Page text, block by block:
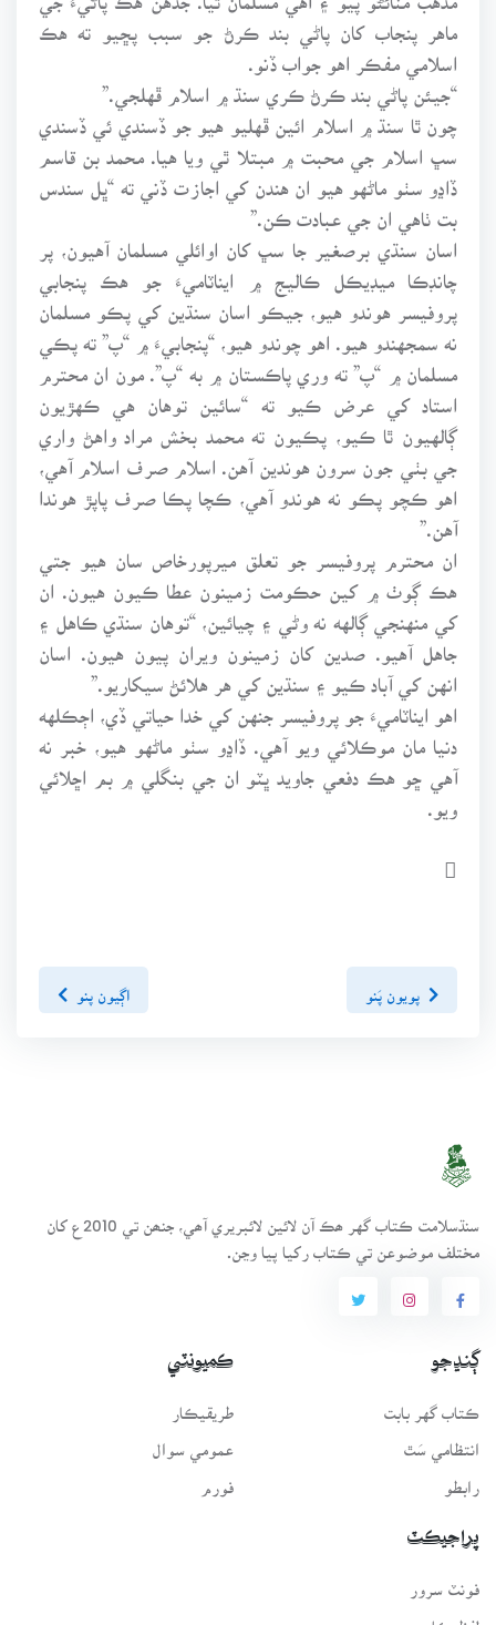
ماهر پنجاب کان پاڻي بند ڪرڻ جو سبب پڇيو ته هڪ
اسلامي مفڪر اهو جواب ڏنو.
“جيئن پاڻي بند ڪرڻ ڪري سنڌ ۾ اسلام ڦهلجي.”
چون ٿا سنڌ ۾ اسلام ائين ڦهليو هيو جو ڏسندي ئي ڏسندي
سڀ اسلام جي محبت ۾ مبتلا ٿي ويا هيا. محمد بن قاسم
ڏاڍو سٺو ماڻهو هيو ان هندن کي اجازت ڏني ته “ڀل سندس
بت ٺاهي ان جي عبادت ڪن.”
اسان سنڌي برصغير جا سڀ کان اوائلي مسلمان آهيون، پر
چانڊڪا ميڊيڪل ڪاليج ۾ ايناٽاميءَ جو هڪ پنجابي
پروفيسر هوندو هيو، جيڪو اسان سنڌين کي پڪو مسلمان
نه سمجهندو هيو. اهو چوندو هيو، “پنجابيءَ ۾ “پ” ته پڪي
مسلمان ۾ “پ” ته وري پاڪستان ۾ به “پ”. مون ان محترم
استاد کي عرض ڪيو ته “سائين توهان هي ڪهڙيون
ڳالهيون ٿا ڪيو، پڪيون ته محمد بخش مراد واهڻ واري
جي بٺي جون سرون هوندين آهن. اسلام صرف اسلام آهي،
اهو ڪچو پڪو نه هوندو آهي، ڪچا پڪا صرف پاپڙ هوندا
آهن.”
ان محترم پروفيسر جو تعلق ميرپورخاص سان هيو جتي
هڪ ڳوٺ ۾ کين حڪومت زمينون عطا ڪيون هيون. ان
کي منهنجي ڳالهه نه وڻي ۽ چيائين، “توهان سنڌي ڪاهل ۽
جاهل آهيو. صدين کان زمينون ويران پيون هيون. اسان
انهن کي آباد ڪيو ۽ سنڌين کي هر هلائڻ سيکاريو.”
اهو ايناٽاميءَ جو پروفيسر جنهن کي خدا حياتي ڏي، اڄڪلهه
دنيا مان موڪلائي ويو آهي. ڏاڍو سٺو ماڻهو هيو، خبر نه
آهي ڇو هڪ دفعي جاويد ڀٽو ان جي بنگلي ۾ بم اڇلائي

اڳيون پنو
سنڌسلامت ڪتاب گهر ھڪ آن لائين لائبريري آھي، جنھن تي 2010ع کان
مختلف موضوعن تي ڪتاب رکيا پيا وڃن.
ڳنڍجو
ڪتاب گهر بابت
انتظامي سَٿ
رابطو
ڪميونٽي
طريقيڪار
عمومي سوال
فورم
پراجيڪٽ
فونٽ سرور
لفظيڪار